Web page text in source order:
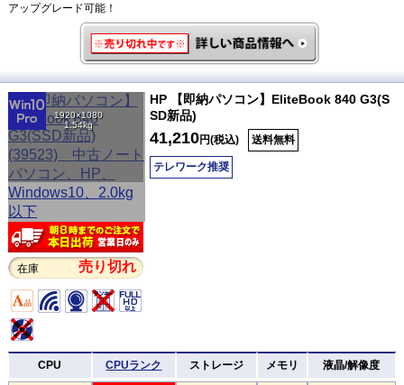
アップグレード可能！
1920×1080
1.54kg
在庫 売り切れ
HP 【即納パソコン】EliteBook 840 G3(S
SD新品)
41,210円(税込) 送料無料
テレワーク推奨
CPU CPUランク ストレージ メモリ 液晶/解像度